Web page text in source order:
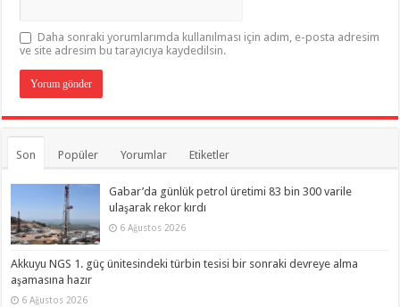
Daha sonraki yorumlarımda kullanılması için adım, e-posta adresim
ve site adresim bu tarayıcıya kaydedilsin.
Son Popüler Yorumlar Etiketler
Gabar’da günlük petrol üretimi 83 bin 300 varile
ulaşarak rekor kırdı
6 Ağustos 2026
Akkuyu NGS 1. güç ünitesindeki türbin tesisi bir sonraki devreye alma
aşamasına hazır
6 Ağustos 2026